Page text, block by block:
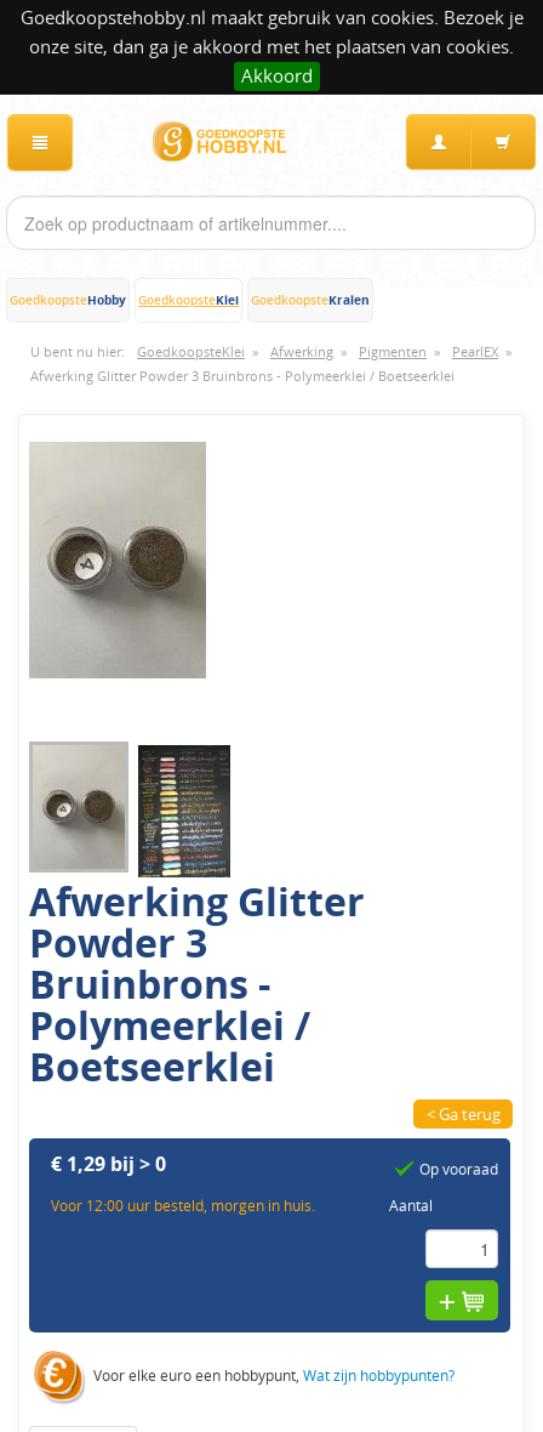
Goedkoopstehobby.nl maakt gebruik van cookies. Bezoek je
onze site, dan ga je akkoord met het plaatsen van cookies.
Akkoord
GoedkoopsteHobby GoedkoopsteKlei GoedkoopsteKralen
U bent nu hier: GoedkoopsteKlei » Afwerking » Pigmenten » PearlEX »
Afwerking Glitter Powder 3 Bruinbrons - Polymeerklei / Boetseerklei
Afwerking Glitter
Powder 3
Bruinbrons -
Polymeerklei /
Boetseerklei
< Ga terug
€ 1,29 bij > 0
Voor 12:00 uur besteld, morgen in huis.
Op vooraad
Aantal
Voor elke euro een hobbypunt,Wat zijn hobbypunten?